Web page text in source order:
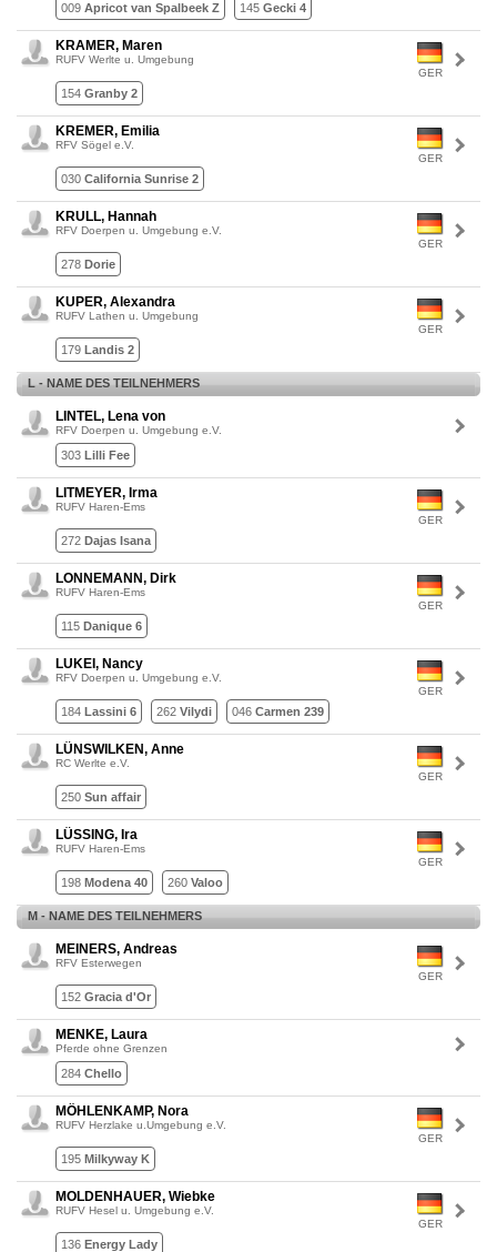
009 Apricot van Spalbeek Z 145 Gecki 4
GER
KRAMER, Maren
RUFV Werlte u. Umgebung
154 Granby 2
GER
KREMER, Emilia
RFV Sögel e.V.
030 California Sunrise 2
GER
KRULL, Hannah
RFV Doerpen u. Umgebung e.V.
278 Dorie
GER
KUPER, Alexandra
RUFV Lathen u. Umgebung
179 Landis 2
L - NAME DES TEILNEHMERS
LINTEL, Lena von
RFV Doerpen u. Umgebung e.V.
303 Lilli Fee
GER
LITMEYER, Irma
RUFV Haren-Ems
272 Dajas Isana
GER
LONNEMANN, Dirk
RUFV Haren-Ems
115 Danique 6
GER
LUKEI, Nancy
RFV Doerpen u. Umgebung e.V.
184 Lassini 6 262 Vilydi 046 Carmen 239
GER
LÜNSWILKEN, Anne
RC Werlte e.V.
250 Sun affair
GER
LÜSSING, Ira
RUFV Haren-Ems
198 Modena 40 260 Valoo
M - NAME DES TEILNEHMERS
GER
MEINERS, Andreas
RFV Esterwegen
152 Gracia d'Or
MENKE, Laura
Pferde ohne Grenzen
284 Chello
GER
MÖHLENKAMP, Nora
RUFV Herzlake u.Umgebung e.V.
195 Milkyway K
GER
MOLDENHAUER, Wiebke
RUFV Hesel u. Umgebung e.V.
136 Energy Lady